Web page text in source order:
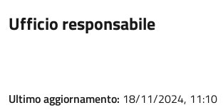
Ufficio responsabile
Ultimo aggiornamento: 18/11/2024, 11:10